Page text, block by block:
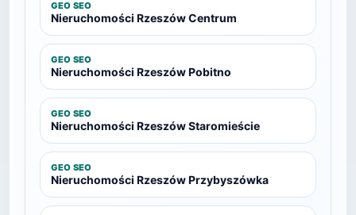
GEO SEO
Nieruchomości Rzeszów Centrum
GEO SEO
Nieruchomości Rzeszów Pobitno
GEO SEO
Nieruchomości Rzeszów Staromieście
GEO SEO
Nieruchomości Rzeszów Przybyszówka